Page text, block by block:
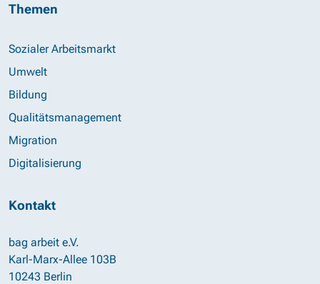
Themen
Sozialer Arbeitsmarkt
Umwelt
Bildung
Qualitätsmanagement
Migration
Digitalisierung
Kontakt
bag arbeit e.V.
Karl-Marx-Allee 103B
10243 Berlin